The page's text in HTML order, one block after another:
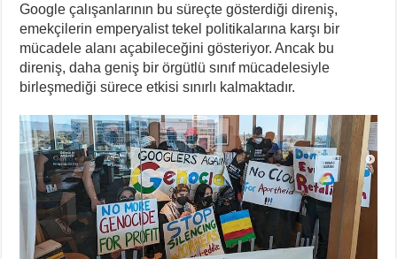
Google çalışanlarının bu süreçte gösterdiği direniş,
emekçilerin emperyalist tekel politikalarına karşı bir
mücadele alanı açabileceğini gösteriyor. Ancak bu
direniş, daha geniş bir örgütlü sınıf mücadelesiyle
birleşmediği sürece etkisi sınırlı kalmaktadır.